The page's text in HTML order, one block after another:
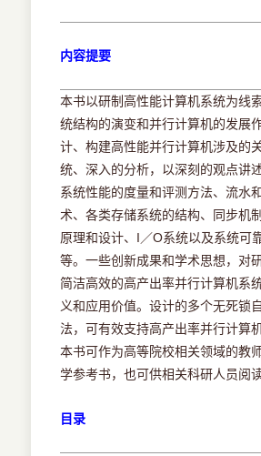
内容提要
本书以研制高性能计算机系统为线
统结构的演变和并行计算机的发展
计、构建高性能并行计算机涉及的
统、深入的分析，以深刻的观点讲
系统性能的度量和评测方法、流水
术、各类存储系统的结构、同步机
原理和设计、I／O系统以及系统可
等。一些创新成果和学术思想，对
简洁高效的高产出率并行计算机系
义和应用价值。设计的多个无死锁
法，可有效支持高产出率并行计算
本书可作为高等院校相关领域的教
学参考书，也可供相关科研人员阅读
目录